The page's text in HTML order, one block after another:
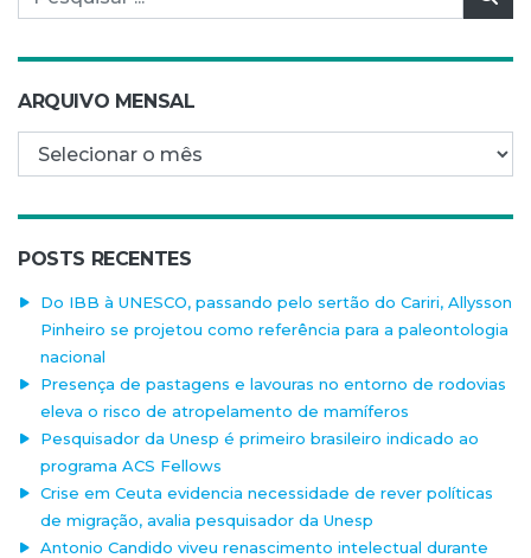
ARQUIVO MENSAL
Arquivo mensal
POSTS RECENTES
Do IBB à UNESCO, passando pelo sertão do Cariri, Allysson
Pinheiro se projetou como referência para a paleontologia
nacional
Presença de pastagens e lavouras no entorno de rodovias
eleva o risco de atropelamento de mamíferos
Pesquisador da Unesp é primeiro brasileiro indicado ao
programa ACS Fellows
Crise em Ceuta evidencia necessidade de rever políticas
de migração, avalia pesquisador da Unesp
Antonio Candido viveu renascimento intelectual durante